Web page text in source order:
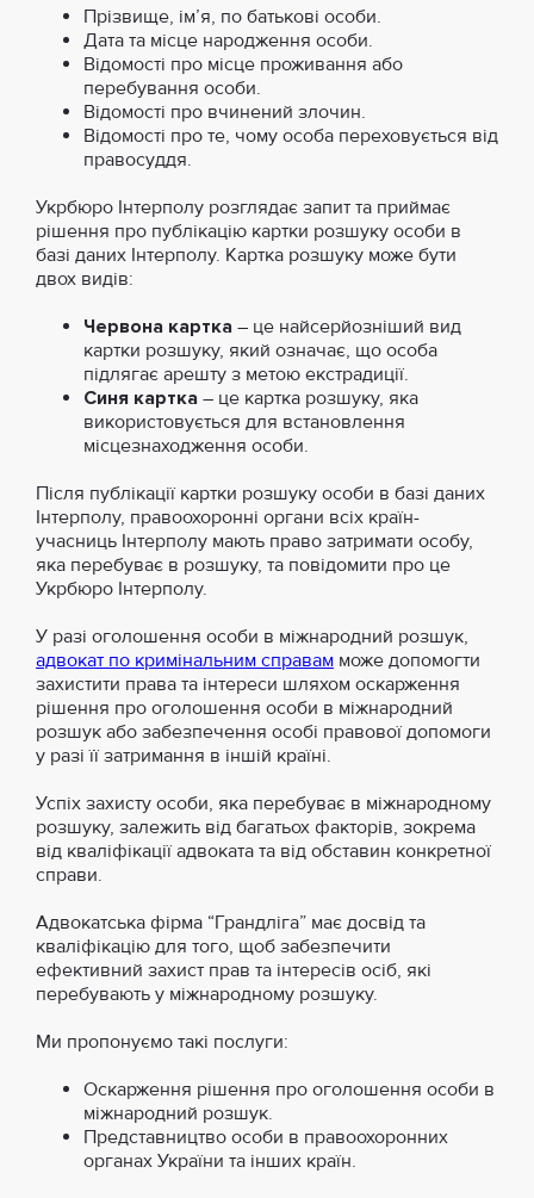
Прізвище, ім’я, по батькові особи.
Дата та місце народження особи.
Відомості про місце проживання або
перебування особи.
Відомості про вчинений злочин.
Відомості про те, чому особа переховується від
правосуддя.
Укрбюро Інтерполу розглядає запит та приймає
рішення про публікацію картки розшуку особи в
базі даних Інтерполу. Картка розшуку може бути
двох видів:
Червона картка – це найсерйозніший вид
картки розшуку, який означає, що особа
підлягає арешту з метою екстрадиції.
Синя картка – це картка розшуку, яка
використовується для встановлення
місцезнаходження особи.
Після публікації картки розшуку особи в базі даних
Інтерполу, правоохоронні органи всіх країн-
учасниць Інтерполу мають право затримати особу,
яка перебуває в розшуку, та повідомити про це
Укрбюро Інтерполу.
У разі оголошення особи в міжнародний розшук,
адвокат по кримінальним справам може допомогти
захистити права та інтереси шляхом оскарження
рішення про оголошення особи в міжнародний
розшук або забезпечення особі правової допомоги
у разі її затримання в іншій країні.
Успіх захисту особи, яка перебуває в міжнародному
розшуку, залежить від багатьох факторів, зокрема
від кваліфікації адвоката та від обставин конкретної
справи.
Адвокатська фірма “Грандліга” має досвід та
кваліфікацію для того, щоб забезпечити
ефективний захист прав та інтересів осіб, які
перебувають у міжнародному розшуку.
Ми пропонуємо такі послуги:
Оскарження рішення про оголошення особи в
міжнародний розшук.
Представництво особи в правоохоронних
органах України та інших країн.